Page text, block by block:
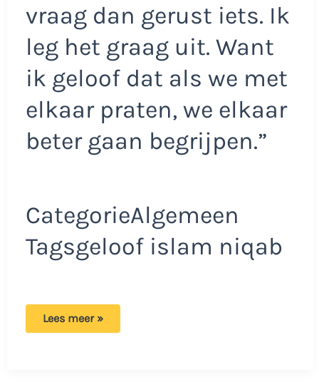
vraag dan gerust iets. Ik
leg het graag uit. Want
ik geloof dat als we met
elkaar praten, we elkaar
beter gaan begrijpen.”
CategorieAlgemeen
Tagsgeloof islam niqab
Samira
Lees meer »